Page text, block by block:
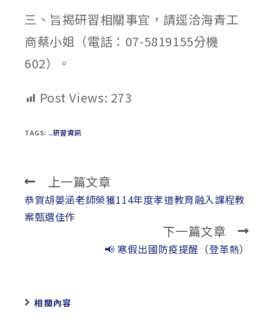
三、旨揭研習相關事宜，請逕洽海青工
商蔡小姐（電話：07-5819155分機
602）。
Post Views: 273
TAGS: ..研習資訊
Read
more
articles
上一篇文章
恭賀胡晏涵老師榮獲114年度孝道教育融入課程教
案甄選佳作
下一篇文章
📢 寒假出國防疫提醒（登革熱）
相關內容